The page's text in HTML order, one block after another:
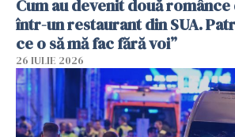
Cum au devenit două
într-un restaurant din SUA.
ce o să mă fac fără voi”
26 IULIE 2026